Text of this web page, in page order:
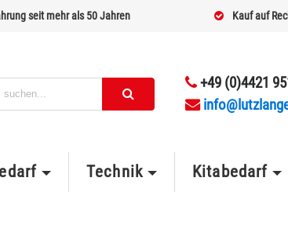
seit mehr als 50 Jahren Kauf auf
+49 (0)4421
Technik Kitabedarf